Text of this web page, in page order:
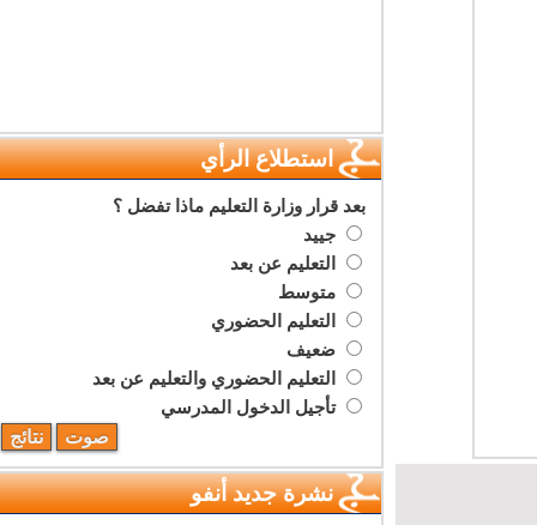
استطلاع الرأي
بعد قرار وزارة التعليم ماذا تفضل ؟
جييد
التعليم عن بعد
متوسط
التعليم الحضوري
ضعيف
التعليم الحضوري والتعليم عن بعد
تأجيل الدخول المدرسي
نشرة جديد أنفو